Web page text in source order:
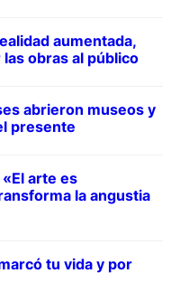
aumentada,
obras al público
abrieron museos y
presente
arte es
la angustia
tu vida y por